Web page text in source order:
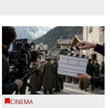
CINEMA